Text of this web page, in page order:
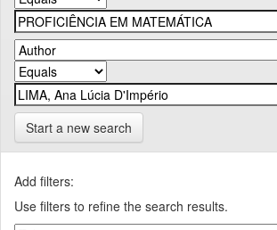
Start a new search
Add filters:
Use filters to refine the search results.